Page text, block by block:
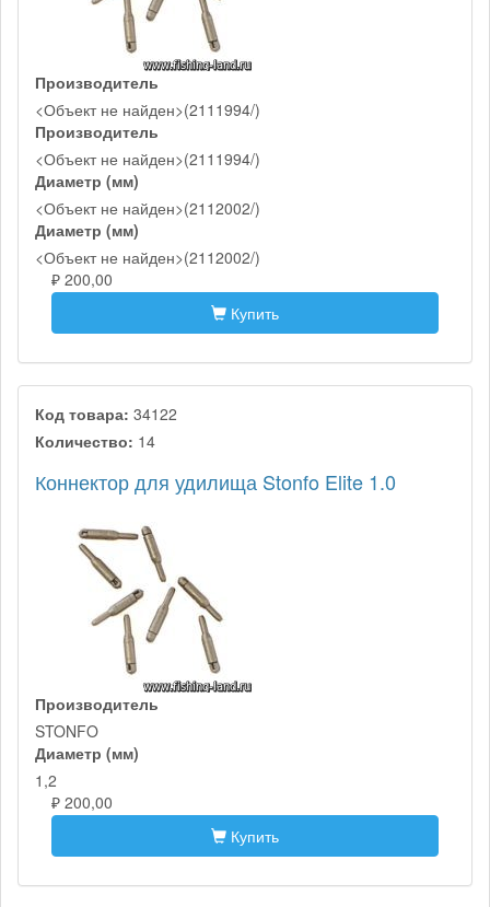
Производитель
<Объект не найден>(2111994/)
Производитель
<Объект не найден>(2111994/)
Диаметр (мм)
<Объект не найден>(2112002/)
Диаметр (мм)
<Объект не найден>(2112002/)
₽ 200,00
Купить
Код товара: 34122
Количество: 14
Коннектор для удилища Stonfo Elite 1.0
Производитель
STONFO
Диаметр (мм)
1,2
₽ 200,00
Купить